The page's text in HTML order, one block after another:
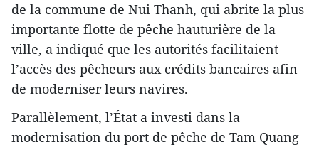
de la commune de Nui Thanh, qui abrite la plus
importante flotte de pêche hauturière de la
ville, a indiqué que les autorités facilitaient
l’accès des pêcheurs aux crédits bancaires afin
de moderniser leurs navires.
Parallèlement, l’État a investi dans la
modernisation du port de pêche de Tam Quang